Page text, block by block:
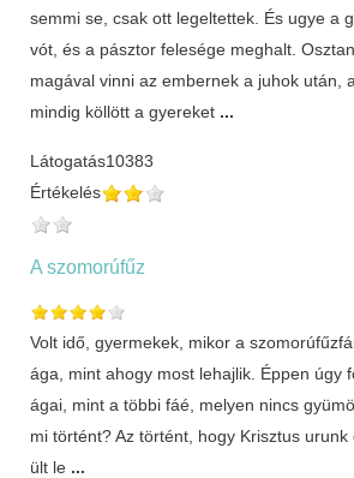
semmi se, csak ott legeltettek. És ugye a
vót, és a pásztor felesége meghalt.
magával vinni az embernek a juhok után,
mindig köllött a gyereket ...
Látogatás10383
Értékelés
A szomorúfűz
Volt idő, gyermekek, mikor a
ága, mint ahogy most lehajlik. Éppen úgy
ágai, mint a többi fáé, melyen nincs
mi történt? Az történt, hogy Krisztus
ült le ...